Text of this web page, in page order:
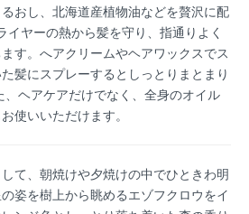
おし、北海道産植物油などを贅沢に配
イヤーの熱から髪を守り、指通りよく
す。へアクリームやヘアワックスでス
髪にスプレーするとしっとりまとまり
、ヘアケアだけでなく、全身のオイル
使いいただけます。
て、朝焼けや夕焼けの中でひときわ明
姿を樹上から眺めるエゾフクロウをイ